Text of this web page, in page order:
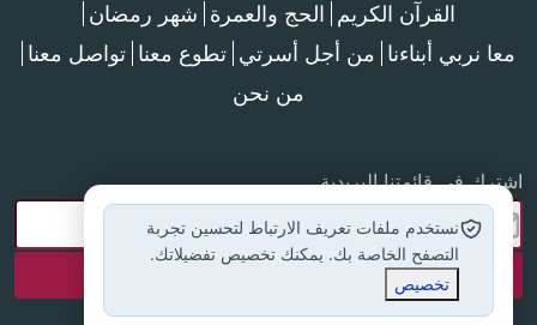
القرآن الكريم الحج والعمرة شهر رمضان
معا نربي أبناءنا من أجل أسرتي تطوع معنا تواصل معنا
من نحن
اشترك في قائمتنا البريدية
نستخدم ملفات تعريف الارتباط لتحسين تجربة
التصفح الخاصة بك. يمكنك تخصيص تفضيلاتك.
تخصيص